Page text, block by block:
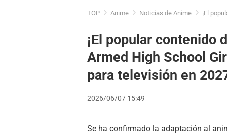
TOP Anime Noticias de Anime ¡El
¡El popular contenido
Armed High School
para televisión en
2026/06/07 15:49
Se ha confirmado la adaptación al